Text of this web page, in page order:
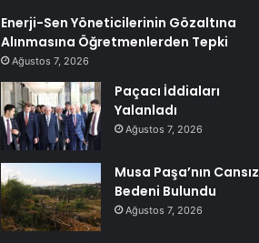
Enerji-Sen Yöneticilerinin Gözaltına
Alınmasına Öğretmenlerden Tepki
Ağustos 7, 2026
Paçacı İddiaları
Yalanladı
Ağustos 7, 2026
Musa Paşa’nın Cansız
Bedeni Bulundu
Ağustos 7, 2026